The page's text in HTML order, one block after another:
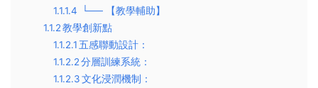
1.1.1.4
└── 【教學輔助】
1.1.2​​教學創新點​​
1.1.2.1​​五感聯動設計​​：
1.1.2.2​​分層訓練系統​​：
1.1.2.3​​文化浸潤機制​​：